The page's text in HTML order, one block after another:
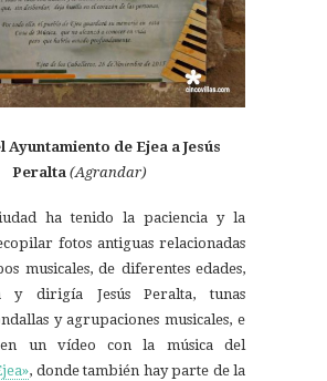
Ayuntamiento de Ejea a Jesús
Peralta (Agrandar)
ha tenido la paciencia y la
fotos antiguas relacionadas
musicales, de diferentes edades,
y dirigía Jesús Peralta, tunas
y agrupaciones musicales, e
un vídeo con la música del
, donde también hay parte de la